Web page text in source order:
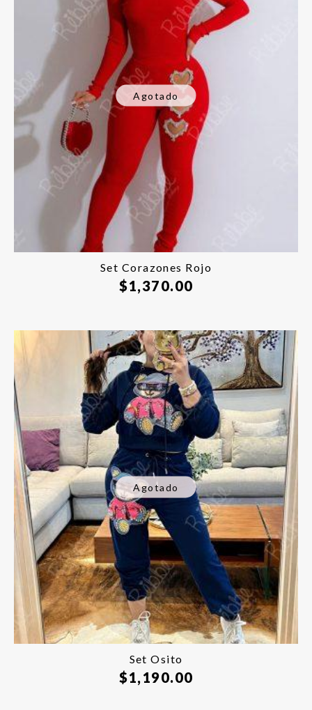
Agotado
Set Corazones Rojo
$1,370.00
Agotado
Set Osito
$1,190.00